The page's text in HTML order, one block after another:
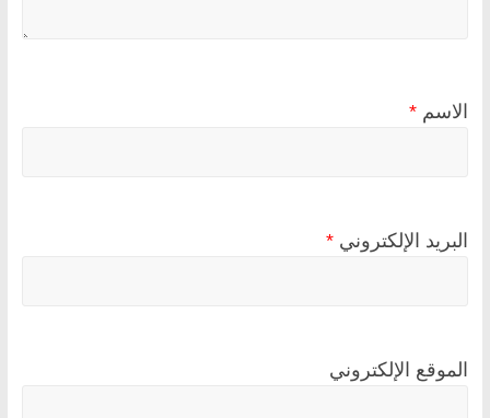
الاسم *
البريد الإلكتروني *
الموقع الإلكتروني